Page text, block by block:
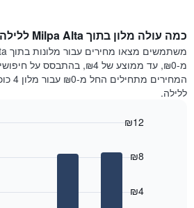
כמה עולה מלון בתוך Milpa Alta ללילה?
ללילה.
₪4
₪8
₪12